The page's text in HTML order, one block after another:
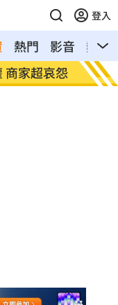
登入
熱門 影音
熱搜
商家超哀怨
颱風
班